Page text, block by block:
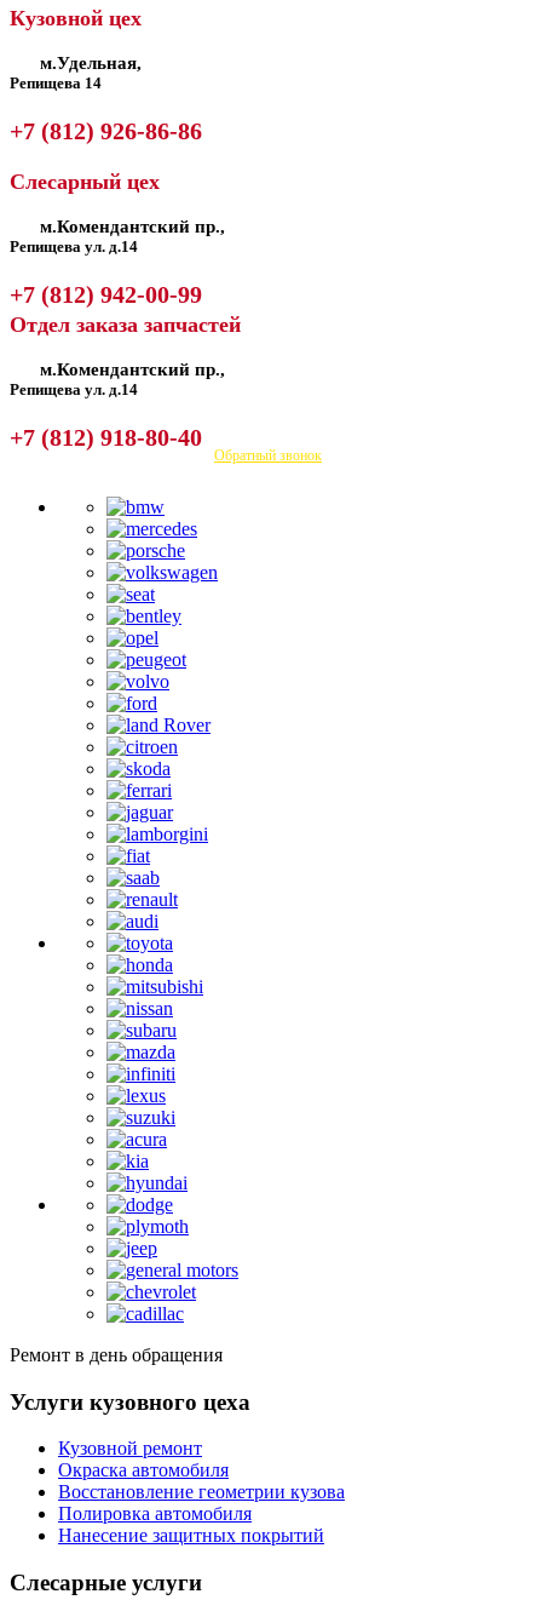
Кузовной цех
м.Удельная,
Репищева 14
+7 (812) 926-86-86
Слесарный цех
м.Комендантский пр.,
Репищева ул. д.14
+7 (812) 942-00-99
Отдел заказа запчастей
м.Комендантский пр.,
Репищева ул. д.14
+7 (812) 918-80-40
Посмотреть на карте Обратный звонок
Ремонт в день обращения
Услуги кузовного цеха
Кузовной ремонт
Окраска автомобиля
Восстановление геометрии кузова
Полировка автомобиля
Нанесение защитных покрытий
Слесарные услуги